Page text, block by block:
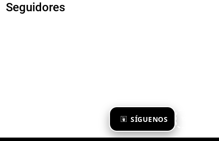
SÍGUENOS
Seguidores